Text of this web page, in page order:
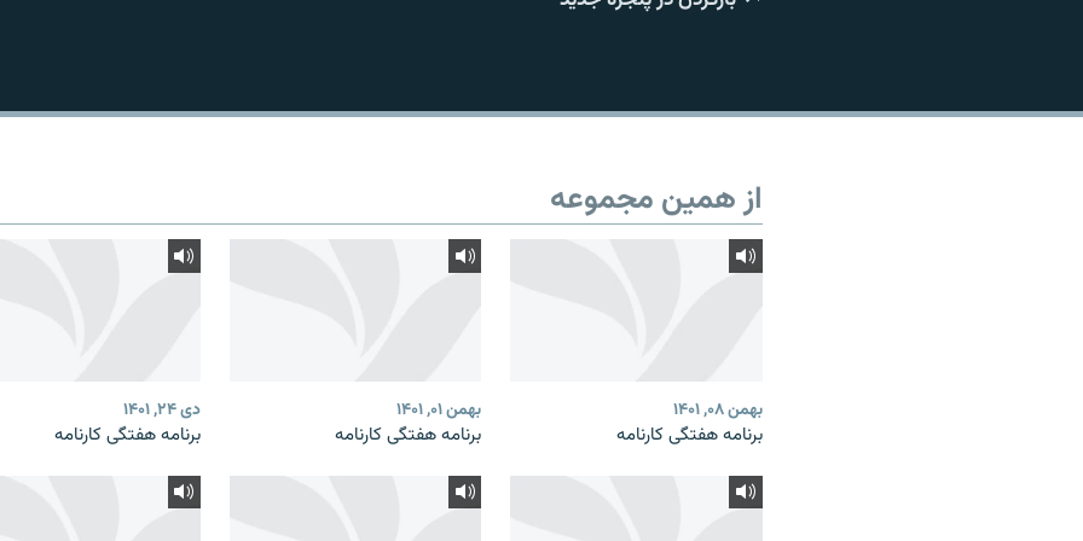
از همین مجموعه
بهمن ۰۸, ۱۴۰۱
برنامه هفتگی کارنامه
بهمن ۰۱, ۱۴۰۱
برنامه هفتگی کارنامه
دی ۲۴, ۱۴۰۱
برنامه هفتگی کارنامه